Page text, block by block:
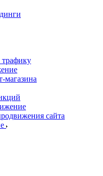
магазина
сайта